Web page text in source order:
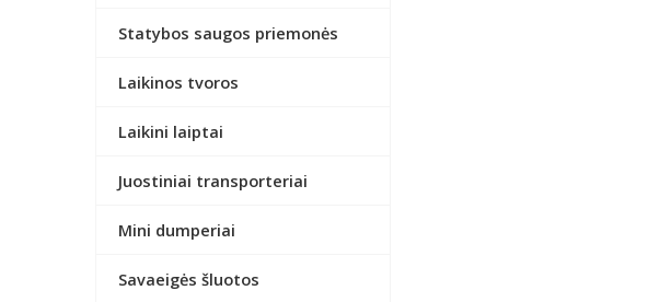
Statybos saugos priemonės
Laikinos tvoros
Laikini laiptai
Juostiniai transporteriai
Mini dumperiai
Savaeigės šluotos